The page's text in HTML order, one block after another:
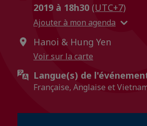
2019 à 18h30 (UTC+7)
Ajouter à mon agenda
Hanoi & Hung Yen
Voir sur la carte
Langue(s) de
Française, Anglaise et